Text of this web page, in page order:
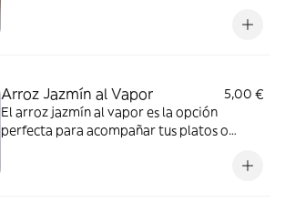
delicado del huevo, que complementa a la
Arroz Jazmín al Vapor
5,00 €
El arroz jazmín al vapor es la opción
perfecta para acompañar tus platos o